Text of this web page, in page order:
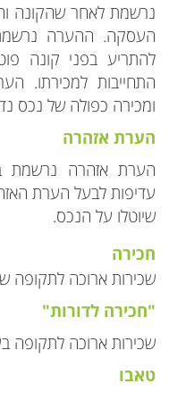
נרשמת לאחר שהקונה
העסקה. ההערה
להתריע בפני קונה
התחייבות למכירתו.
ומכירה כפולה של נכס
הערת אזהרה
הערת אזהרה נרשמת
עדיפות לבעל הערת
שיוטלו על הנכס.
חכירה
שכירות ארוכה לתקופה של עד
"‏חכירה לדורות"
שכירות ארוכה לתקופה בעולה
טאבו